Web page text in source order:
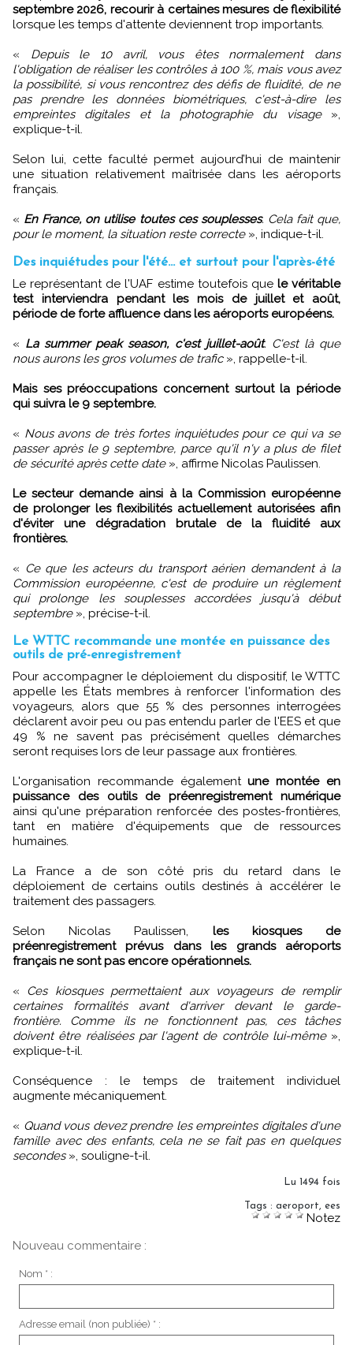
septembre 2026, recourir à certaines mesures de flexibilité
lorsque les temps d'attente deviennent trop importants.
« Depuis le 10 avril, vous êtes normalement dans
l'obligation de réaliser les contrôles à 100 %, mais vous avez
la possibilité, si vous rencontrez des défis de fluidité, de ne
pas prendre les données biométriques, c'est-à-dire les
empreintes digitales et la photographie du visage»,
explique-t-il.
Selon lui, cette faculté permet aujourd’hui de maintenir
une situation relativement maîtrisée dans les aéroports
français.
« En France, on utilise toutes ces souplesses. Cela fait que,
pour le moment, la situation reste correcte», indique-t-il.
Des inquiétudes pour l'été... et surtout pour l'après-été
Le représentant de l'UAF estime toutefois que le véritable
test interviendra pendant les mois de juillet et août,
période de forte affluence dans les aéroports européens.
« La summer peak season, c'est juillet-août. C'est là que
nous aurons les gros volumes de trafic», rappelle-t-il.
Mais ses préoccupations concernent surtout la période
qui suivra le 9 septembre.
« Nous avons de très fortes inquiétudes pour ce qui va se
passer après le 9 septembre, parce qu'il n'y a plus de filet
de sécurité après cette date», affirme Nicolas Paulissen.
Le secteur demande ainsi à la Commission européenne
de prolonger les flexibilités actuellement autorisées afin
d'éviter une dégradation brutale de la fluidité aux
frontières.
« Ce que les acteurs du transport aérien demandent à la
Commission européenne, c'est de produire un règlement
qui prolonge les souplesses accordées jusqu'à début
septembre», précise-t-il.
Le WTTC recommande une montée en puissance des
outils de pré-enregistrement
Pour accompagner le déploiement du dispositif, le WTTC
appelle les États membres à renforcer l'information des
voyageurs, alors que 55 % des personnes interrogées
déclarent avoir peu ou pas entendu parler de l'EES et que
49 % ne savent pas précisément quelles démarches
seront requises lors de leur passage aux frontières.
L'organisation recommande égalementune montée en
puissance des outils de préenregistrement numérique
ainsi qu'une préparation renforcée des postes-frontières,
tant en matière d'équipements que de ressources
humaines.
La France a de son côté pris du retard dans le
déploiement de certains outils destinés à accélérer le
traitement des passagers.
Selon Nicolas Paulissen, les kiosques de
préenregistrement prévus dans les grands aéroports
français ne sont pas encore opérationnels.
« Ces kiosques permettaient aux voyageurs de remplir
certaines formalités avant d'arriver devant le garde-
frontière. Comme ils ne fonctionnent pas, ces tâches
doivent être réalisées par l'agent de contrôle lui-même»,
explique-t-il.
Conséquence : le temps de traitement individuel
augmente mécaniquement.
« Quand vous devez prendre les empreintes digitales d'une
famille avec des enfants, cela ne se fait pas en quelques
secondes», souligne-t-il.
Lu 1494 fois
Tags : aeroport, ees
Notez
Nouveau commentaire :
Nom * :
Adresse email (non publiée) * :